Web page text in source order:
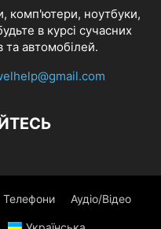
комп'ютери, ноутбуки,
в курсі сучасних
та автомобілей.
Телефони Аудіо/Відео